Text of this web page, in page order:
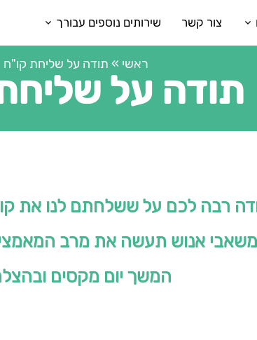
צור קשר שירותים נוספים עבורך
ראשי » תודה על שליחת קו"ח
תודה על
רבה לכם על ששלחתם לנו את
אנוש תעשה את מרב
המשך יום מקסים